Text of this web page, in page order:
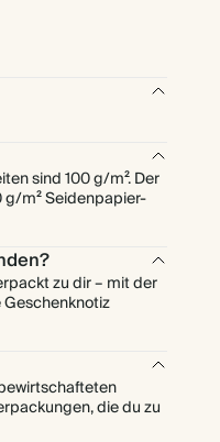
sind 100 g/m². Der
m² Seidenpapier-
zu dir – mit der
die du zu